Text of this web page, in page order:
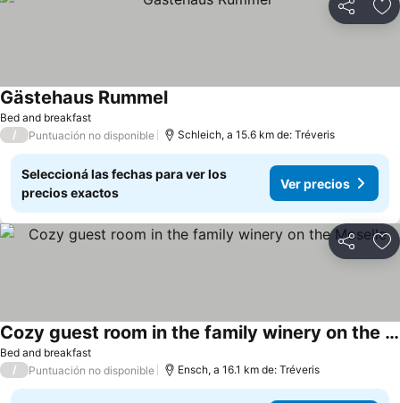
Compartir
Bed and breakfast
Gästehaus Rummel
/ Puntuación no disponible Schleich, a 15.6 km de: Tréveris
Seleccioná las fechas para ver los
precios exactos
Ver precios
Compartir
Bed and breakfast
Cozy guest room in the family winery on the Moselle
/ Puntuación no disponible Ensch, a 16.1 km de: Tréveris